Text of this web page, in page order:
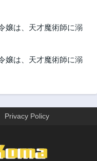
話
話
嬢は、天才魔術師に溺
嬢は、天才魔術師に溺
Privacy Policy